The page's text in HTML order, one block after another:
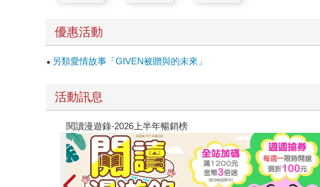
優惠活動
另類愛情故事「GIVEN被贈與的未來」
活動訊息
原本只是跟全校第一美少女商量彼此摯友的戀愛煩惱，不知不覺
的存在（１）